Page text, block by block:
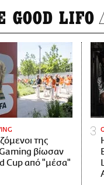
GOOD LIFO
της
βίωσαν
Cup από "μέσα"